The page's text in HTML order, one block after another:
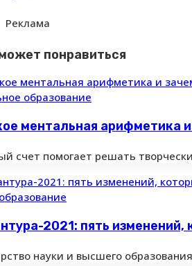
Реклама
понравиться
образование
ментальная арифметика
счет помогает решать
2021: пять
науки и высшего